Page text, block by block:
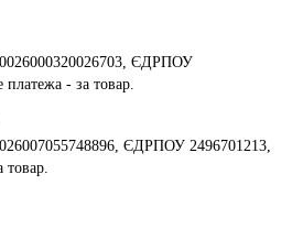
ЄДРПОУ
платежа - за товар.
ЄДРПОУ 2496701213,